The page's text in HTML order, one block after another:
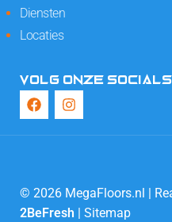
Diensten
Locaties
VOLG ONZE SOCIALS
© 2026 MegaFloors.nl |
2BeFresh | Sitemap